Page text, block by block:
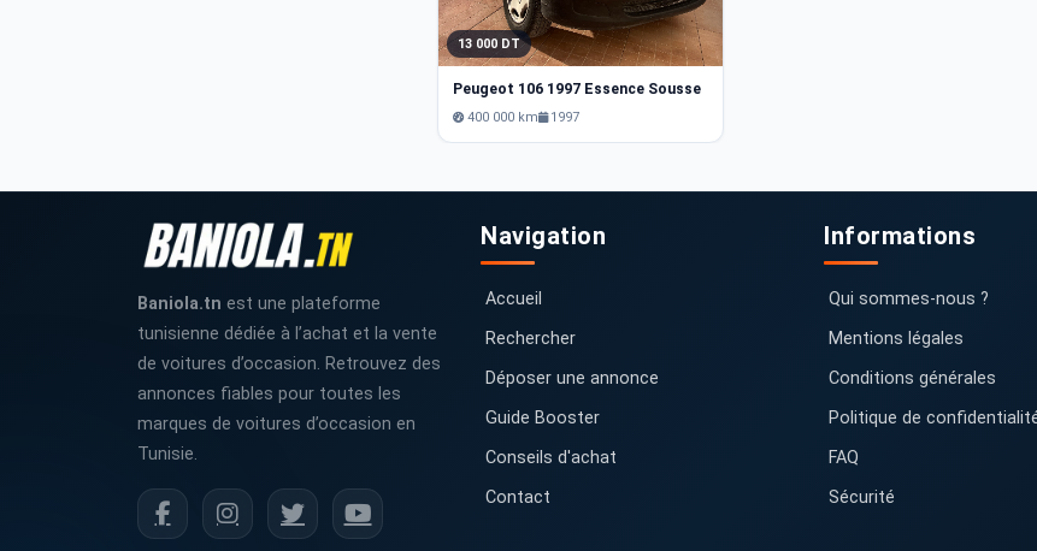
13 000 DT
Peugeot 106 1997 Essence Sousse
400 000 km 1997
Baniola.tn est une plateforme
tunisienne dédiée à l’achat et la vente
de voitures d’occasion. Retrouvez des
annonces fiables pour toutes les
marques de voitures d’occasion en
Tunisie.
Navigation
Accueil
Rechercher
Déposer une annonce
Guide Booster
Conseils d'achat
Contact
Informations
Qui sommes-nous ?
Mentions légales
Conditions générales
Politique de
FAQ
Sécurité